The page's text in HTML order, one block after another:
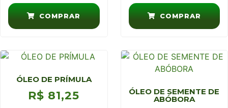
COMPRAR COMPRAR
ÓLEO DE PRÍMULA
R$ 81,25 ÓLEO DE SEMENTE DE
ABÓBORA